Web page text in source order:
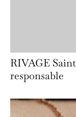
RIVAGE
responsable